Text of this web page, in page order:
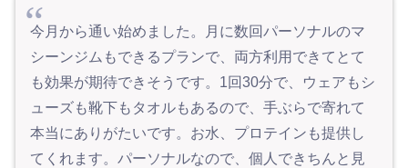
今月から通い始めました。月に数回パーソナルのマ
シーンジムもできるプランで、両方利用できてとて
も効果が期待できそうです。1回30分で、ウェアもシ
ューズも靴下もタオルもあるので、手ぶらで寄れて
本当にありがたいです。お水、プロテインも提供し
てくれます。パーソナルなので、個人できちんと見